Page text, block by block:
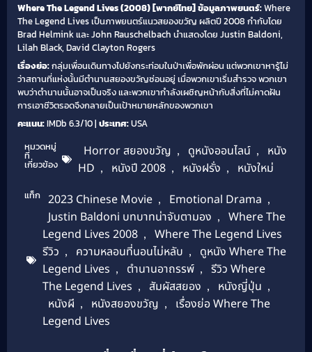
Where The Legend Lives (2008) [พากย์ไทย]ข้อมูลภาพยนตร์:Where
The Legend Lives เป็นภาพยนตร์แนวสยองขวัญ ผลิตปี 2008 กำกับโดย
Brad Helmink และ John Rauschelbach นำแสดงโดย Justin Baldoni,
Lilah Black, David Clayton Rogers
เรื่องย่อ:กลุ่มเพื่อนเดินทางไปยังกระท่อมในป่าเพื่อพักผ่อน แต่พวกเขาหารู้ไม่
ว่าสถานที่แห่งนั้นมีตำนานสยองขวัญซ่อนอยู่ เมื่อพวกเขาเริ่มสำรวจ พวกเขา
พบว่าตำนานนั้นอาจเป็นจริง และพวกเขากำลังเผชิญหน้ากับสิ่งที่ไม่คาดฝัน
การเอาชีวิตรอดจึงกลายเป็นเป้าหมายหลักของพวกเขา
คะแนน:IMDb 6.3/10 | ประเทศ:USA
หมวดหมู่
ที่
เกี่ยวข้อง
Horror สยองขวัญ , ดูหนังออนไลน์ ,
หนัง
HD , หนังปี 2008 , หนังฝรั่ง , หนังใหม่
แท็ก 2023 Chinese Movie , Emotional Drama ,
Justin Baldoni บทบาทน่าจับตามอง ,
Where The
Legend Lives 2008 ,
Where The Legend Lives
รีวิว , ความหลอนที่นอนไม่หลับ ,
ดูหนัง Where The
Legend Lives , ตำนานอาถรรพ์ ,
รีวิว Where
The Legend Lives , สัมผัสสยอง , หนังญี่ปุ่น ,
หนังผี , หนังสยองขวัญ ,
เรื่องย่อ Where The
Legend Lives